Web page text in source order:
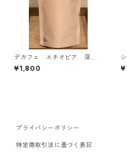
デカフェ エチオピア 深
め 100g
¥1,800
プライバシーポリシー
特定商取引法に基づく表記